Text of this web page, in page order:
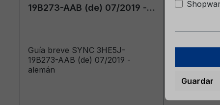
19B273-AAB (de) 07/2019 -
Guía breve SYNC 3HE5J-
19B273-AAB (de) 07/2019 -
alemán
Guía
Ford
Guardar